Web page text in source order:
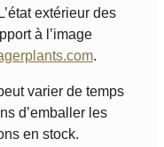
extérieur des
à l’image
.
varier de temps
d’emballer les
en stock.